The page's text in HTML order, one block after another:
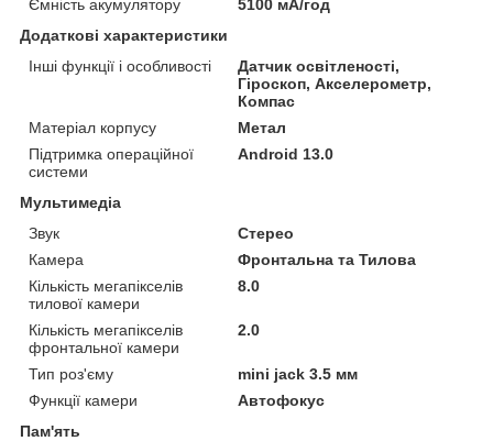
Ємність акумулятору
5100 мА/год
Додаткові характеристики
Інші функції і особливості
Датчик освітленості,
Гіроскоп, Акселерометр,
Компас
Матеріал корпусу
Метал
Підтримка операційної
системи
Android 13.0
Мультимедіа
Звук
Стерео
Камера
Фронтальна та Тилова
Кількість мегапікселів
тилової камери
8.0
Кількість мегапікселів
фронтальної камери
2.0
Тип роз'єму
mini jack 3.5 мм
Функції камери
Автофокус
Пам'ять